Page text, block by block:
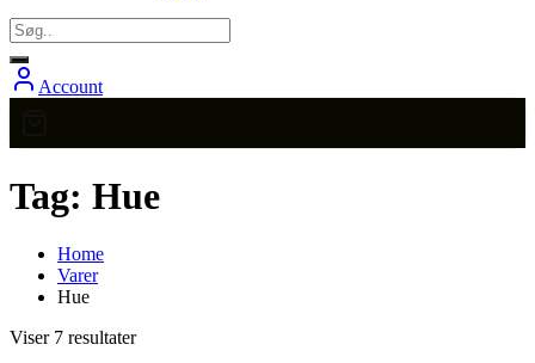
Account
Tag: Hue
Home
Varer
Hue
Viser 7 resultater